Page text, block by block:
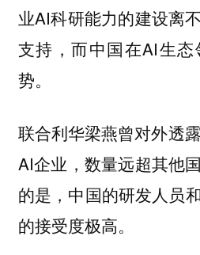
业AI科研能力的建设离
支持，而中国在AI生
势。
联合利华梁燕曾对外透
AI企业，数量远超其他
的是，中国的研发人员
的接受度极高。